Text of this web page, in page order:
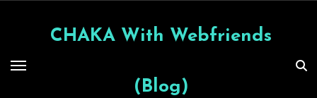
CHAKA With Webfriends
(Blog)